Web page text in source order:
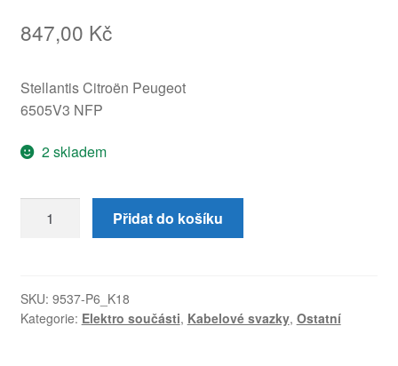
847,00 Kč
Stellantis Citroën Peugeot
6505V3 NFP
2 skladem
sedadla
C4
Picasso
Přidat do košíku
SKU: 9537-P6_K18
Kategorie: Elektro součásti, Kabelové svazky, Ostatní